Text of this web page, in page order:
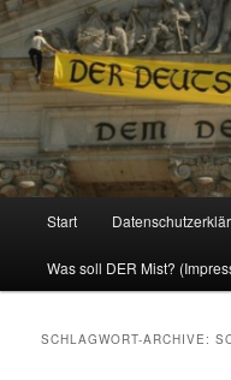
Reizzentrum
Politik, Wirtschaft, Soziales
Zum
Inhalt
Zum
sekundären
Start
Was soll DER Mist?
SCHLAGWORT-ARCHIVE: